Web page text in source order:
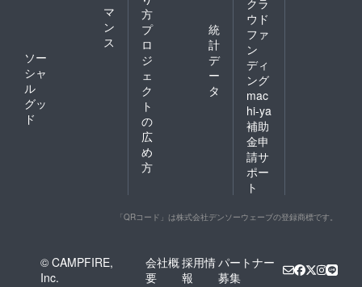
マ
ン
ス
ソー
シャ
ル
グッ
ド
方
プ
ロ
ジ
ェ
ク
ト
の
広
め
方
統
計
デ
ー
タ
クラ
ウド
ファ
ン
ディ
ング
mac
hi-ya
補助
金申
請サ
ポー
ト
「QRコード」は株式会社デンソーウェーブの登録商標です。
© CAMPFIRE,
Inc.
会社概
要
採用情
報
パートナー
募集